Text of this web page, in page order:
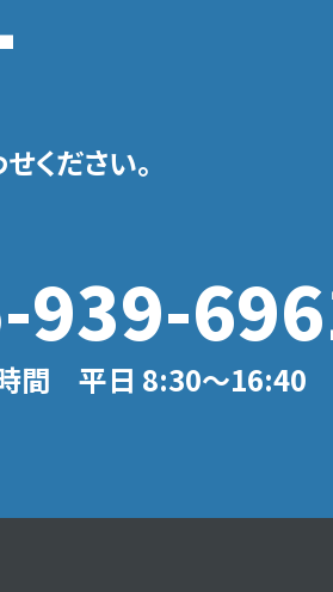
ください。
939-
間 平日 8:30〜16:40